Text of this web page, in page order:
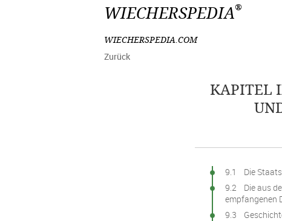
WIECHERSPEDIA®
WIECHERSPEDIA.COM
Zurück
KAPITEL
9.1 Die
9.2 Die aus
empfangenen
9.3